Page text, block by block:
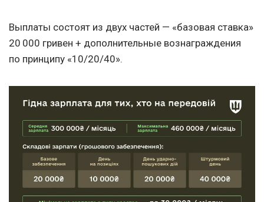
Выплаты состоят из двух частей — «базовая ставка»
20 000 гривен + дополнительные вознаграждения
по принципу «10/20/40».